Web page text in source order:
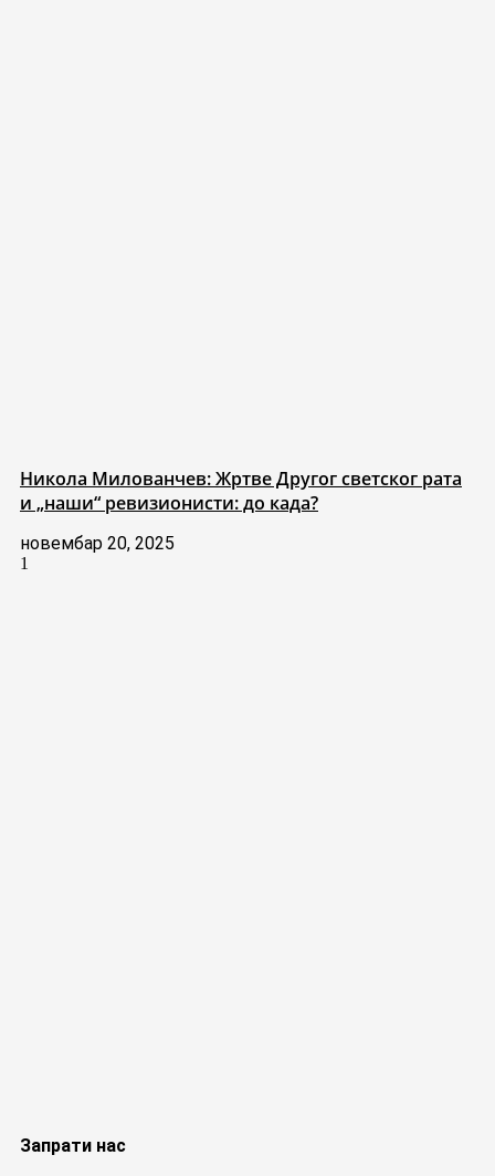
Никола Милованчев: Жртве Другог светског рата
и „наши“ ревизионисти: до када?
новембар 20, 2025
Запрати нас